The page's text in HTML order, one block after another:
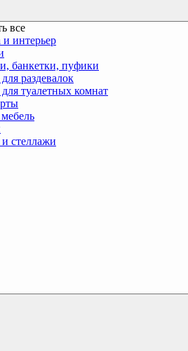
все
и интерьер
банкетки, пуфики
раздевалок
туалетных комнат
стеллажи